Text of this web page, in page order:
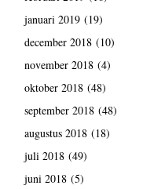
januari 2019(19)
december 2018(10)
november 2018(4)
oktober 2018(48)
september 2018(48)
augustus 2018(18)
juli 2018(49)
juni 2018(5)